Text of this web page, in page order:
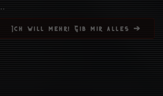
Ich will mehr! Gib mir alles ➔